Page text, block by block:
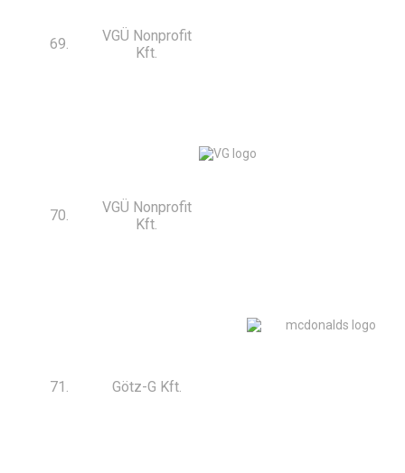
69.
VGÜ Nonprofit
Kft.
70.
VGÜ Nonprofit
Kft.
71. Götz-G Kft.